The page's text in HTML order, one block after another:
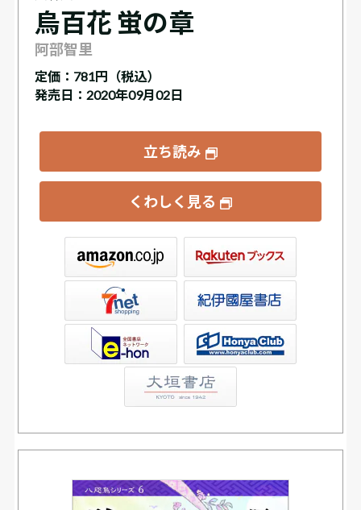
烏百花 蛍の章
阿部智里
定価： 781円（税込）
発売日：2020年09月02日
立ち読み
くわしく見る
書店ウェブストア